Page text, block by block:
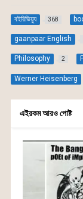
c
e
b
o
o
k
at
s
A
p
p g
বইরিভিয়্যু 368
gaanpaar English
Philosophy 2
Werner Heisenberg
এইরকম আরও পোষ্ট